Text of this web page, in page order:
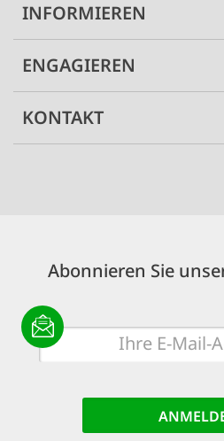
INFORMIEREN
ENGAGIEREN
KONTAKT
Abonnieren Sie
E-
Mail